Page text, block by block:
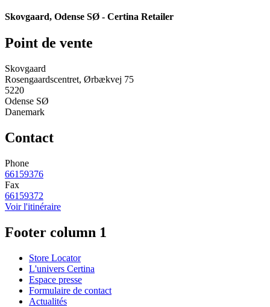
Skovgaard, Odense SØ - Certina Retailer
Point de vente
Skovgaard
Rosengaardscentret, Ørbækvej 75
5220
Odense SØ
Danemark
Contact
Phone
66159376
Fax
66159372
Voir l'itinéraire
Footer column 1
Store Locator
L'univers Certina
Espace presse
Formulaire de contact
Actualités